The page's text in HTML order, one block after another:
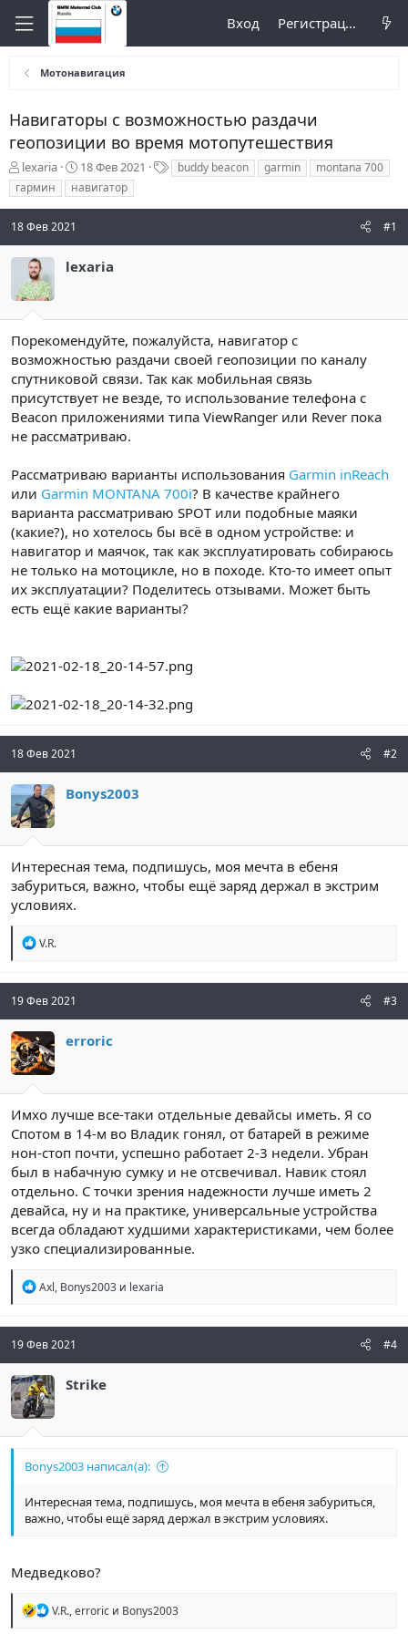
Вход Регистрация
Мотонавигация
Навигаторы с возможностью раздачи
геопозиции во время мотопутешествия
А
в
т
р
т
м
ы
lexaria
Д
а
т
а
ч
18 Фев 2021
Т
е
buddy beacon garmin
montana 700
гармин
навигатор
18 Фев 2021 #1
lexaria
Порекомендуйте, пожалуйста, навигатор с
возможностью раздачи своей геопозиции по каналу
спутниковой связи. Так как мобильная связь
присутствует не везде, то использование телефона с
Beacon приложениями типа ViewRanger или Rever пока
не рассматриваю.
Рассматриваю варианты использования Garmin inReach
или Garmin MONTANA 700i? В качестве крайнего
варианта рассматриваю SPOT или подобные маяки
(какие?), но хотелось бы всё в одном устройстве: и
навигатор и маячок, так как эксплуатировать собираюсь
не только на мотоцикле, но в походе. Кто-то имеет опыт
их эксплуатации? Поделитесь отзывами. Может быть
есть ещё какие варианты?
18 Фев 2021 #2
Bonys2003
Интересная тема, подпишусь, моя мечта в ебеня
забуриться, важно, чтобы ещё заряд держал в экстрим
условиях.
Р
к
ц
и
:
V.R.
19 Фев 2021 #3
erroric
Имхо лучше все-таки отдельные девайсы иметь. Я со
Спотом в 14-м во Владик гонял, от батарей в режиме
нон-стоп почти, успешно работает 2-3 недели. Убран
был в набачную сумку и не отсвечивал. Навик стоял
отдельно. С точки зрения надежности лучше иметь 2
девайса, ну и на практике, универсальные устройства
всегда обладают худшими характеристиками, чем более
узко специализированные.
Р
к
ц
и
:
Axl, Bonys2003 и lexaria
19 Фев 2021 #4
Strike
Bonys2003 написал(а):
Интересная тема, подпишусь, моя мечта в ебеня забуриться,
важно, чтобы ещё заряд держал в экстрим условиях.
Медведково?
Р
V.R.,erroric и Bonys2003